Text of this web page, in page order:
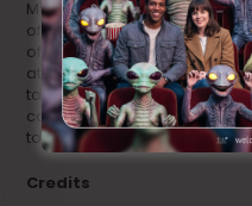
Misha, Yumiko and Chinatsu
of a strange motel. In the
of test tubes filled with
attempted burglary didn’t
to calm down their Albanian
can’t resist it any longer. He
to the drop, causing some
Credits